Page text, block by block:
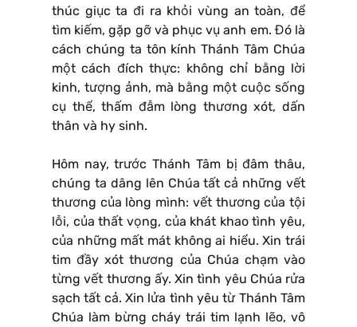
thúc giục ta đi ra khỏi vùng an toàn, để
tìm kiếm, gặp gỡ và phục vụ anh em. Đó là
cách chúng ta tôn kính Thánh Tâm Chúa
một cách đích thực: không chỉ bằng lời
kinh, tượng ảnh, mà bằng một cuộc sống
cụ thể, thấm đẫm lòng thương xót, dấn
thân và hy sinh.
Hôm nay, trước Thánh Tâm bị đâm thâu,
chúng ta dâng lên Chúa tất cả những vết
thương của lòng mình: vết thương của tội
lỗi, của thất vọng, của khát khao tình yêu,
của những mất mát không ai hiểu. Xin trái
tim đầy xót thương của Chúa chạm vào
từng vết thương ấy. Xin tình yêu Chúa rửa
sạch tất cả. Xin lửa tình yêu từ Thánh Tâm
Chúa làm bừng cháy trái tim lạnh lẽo, vô